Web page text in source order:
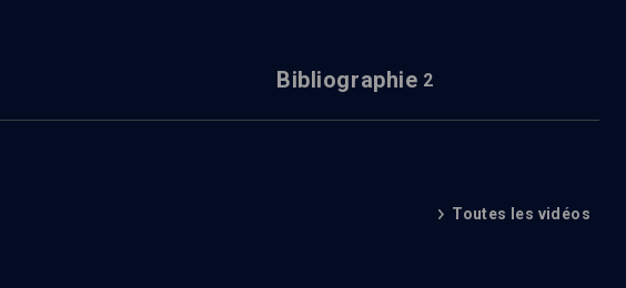
Bibliographie 2
Toutes les vidéos